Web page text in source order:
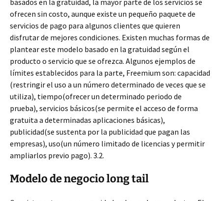
basados en la gratuidad, la mayor parte de los servicios se
ofrecen sin costo, aunque existe un pequeño paquete de
servicios de pago para algunos clientes que quieren
disfrutar de mejores condiciones. Existen muchas formas de
plantear este modelo basado en la gratuidad según el
producto o servicio que se ofrezca. Algunos ejemplos de
límites establecidos para la parte, Freemium son: capacidad
(restringir el uso a un número determinado de veces que se
utiliza), tiempo(ofrecer un determinado periodo de
prueba), servicios básicos(se permite el acceso de forma
gratuita a determinadas aplicaciones básicas),
publicidad(se sustenta por la publicidad que pagan las
empresas), uso(un número limitado de licencias y permitir
ampliarlos previo pago). 3.2.
Modelo de negocio long tail